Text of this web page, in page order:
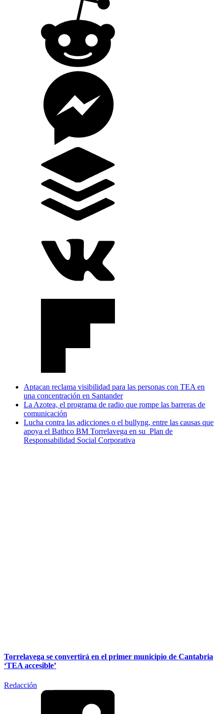
Aptacan reclama visibilidad para las personas con TEA en
una concentración en Santander
La Azotea, el programa de radio que rompe las barreras de
comunicación
Lucha contra las adicciones o el bullyng, entre las causas que
apoya el Bathco BM Torrelavega en su Plan de
Responsabilidad Social Corporativa
Torrelavega se convertirá en el primer municipio de Cantabria
‘TEA accesible’
Redacción